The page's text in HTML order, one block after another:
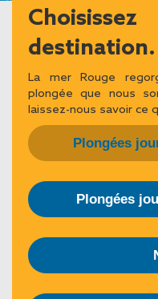
destination.
La mer Rouge
plongée que nous
laissez-nous savoir ce
Plongées
Plongées